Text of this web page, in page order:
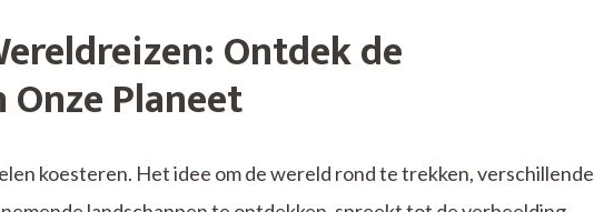
Ontdek de
Planeet
koesteren. Het idee om de wereld rond te trekken, verschillende